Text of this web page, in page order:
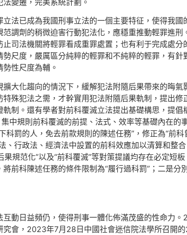
法已成為我國刑事立法的一個主要特征，使得我
調劑的稍微迫害行動犯法化，應穩重推動輕罪進
司法機關將輕罪看成重罪處置；也有利于完成處
尺度，嚴厲區分純粹的輕罪和不純粹的輕罪，有針
性尺度為輔。
大化趨向的情況下，緩解犯法附隨后果帶來的晦
殊犯法之需，才幹實用犯法附隨后果軌制，提出
制。還有學者對前科覆滅立法提出基礎構思，提
中規則前科覆滅的前提、法式、效率等基礎內在的
科罰的人，免去前款規則的陳述任務”，修正為“前
行政法、經濟法中設置的前科效應加以清算和整
規范化”以及“前科覆滅”等對策提議均存在必定短
前科陳述任務的條件限制為“履行過科罰”；二是分
動日益頻仍，使得刑事一體化佈滿茂盛的性命力
會，2023年7月28日中國社會迷信院法學所召開